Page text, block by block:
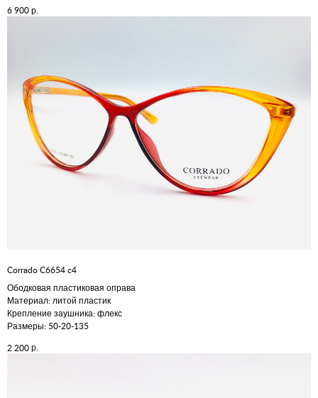
6 900р.
Corrado C6654 c4
Ободковая пластиковая оправа
Материал: литой пластик
Крепление заушника: флекс
Размеры: 50-20-135
2 200р.